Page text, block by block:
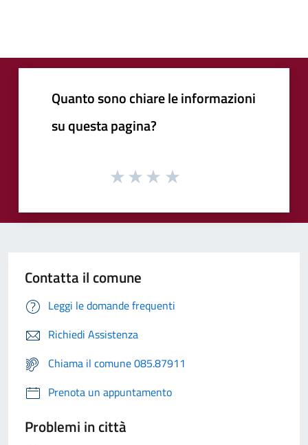
Quanto sono chiare le informazioni
su questa pagina?
Contatta il comune
Leggi le domande frequenti
Richiedi Assistenza
Chiama il comune 085.87911
Prenota un appuntamento
Problemi in città